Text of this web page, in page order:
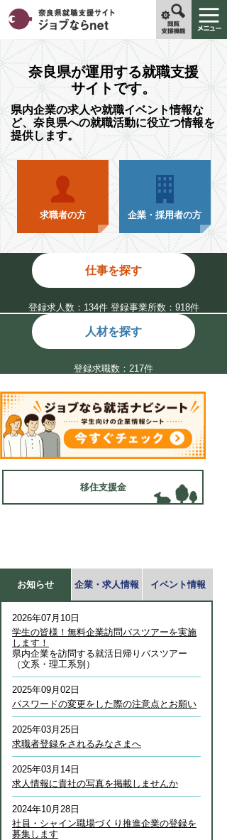
奈良県が運用する就職支援
サイトです。
県内企業の求人や就職イベント情報な
ど、奈良県への就職活動に役立つ情報を
提供します。
求職者の方 企業・採用者の方
仕事を探す
登録求人数：134件 登録事業所数：918件
人材を探す
登録求職数：217件
移住支援金
お知らせ 企業・求人情報 イベント情報
2026年07月10日
学生の皆様！無料企業訪問バスツアーを実施
します！
県内企業を訪問する就活日帰りバスツアー
（文系・理工系別）
2025年09月02日
パスワードの変更をした際の注意点とお願い
2025年03月25日
求職者登録をされるみなさまへ
2025年03月14日
求人情報に貴社の写真を掲載しませんか
2024年10月28日
社員・シャイン職場づくり推進企業の登録を
募集します